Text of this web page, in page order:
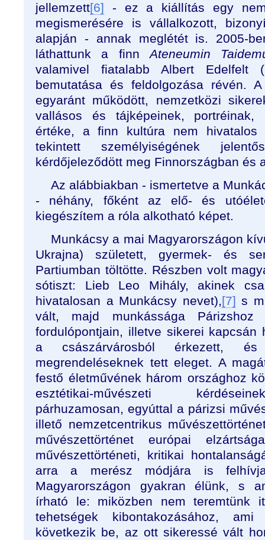
jellemzett[6] - ez a kiállítás egy
megismerésére is vállalkozott,
alapján - annak meglétét is. 2005-
láthattunk a finnAteneumin
valamivel fiatalabb Albert Edelfelt
bemutatása és feldolgozása révén.
egyaránt működött, nemzetközi
vallásos és tájképeinek, portréinak,
értéke, a finn kultúra nem hivatalos
tekintett személyiségének
kérdőjeleződött meg Finnországban és
Az alábbiakban - ismertetve a
- néhány, főként az elő- és
kiegészítem a róla alkotható képet.
Munkácsy a mai Magyarországon
Ukrajna) született, gyermek- és
Partiumban töltötte. Részben volt
sótiszt: Lieb Leo Mihály, akinek
hivatalosan a Munkácsy nevet),[7] s
vált, majd munkássága Párizshoz
fordulópontjain, illetve sikerei kapcsán
a császárvárosból érkezett, és
megrendeléseknek tett eleget. A
festő életművének három országhoz
esztétikai-művészeti
párhuzamosan, egyúttal a párizsi
illető nemzetcentrikus
művészettörténet európai
művészettörténeti, kritikai
arra a merész módjára is
Magyarországon gyakran élünk, s
írható le: miközben nem teremtünk
tehetségek kibontakozásához,
következik be, az ott sikeressé vált